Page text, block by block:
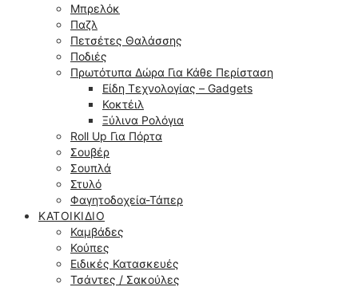
Μπρελόκ
Παζλ
Πετσέτες Θαλάσσης
Ποδιές
Πρωτότυπα Δώρα Για Κάθε Περίσταση
Είδη Τεχνολογίας – Gadgets
Κοκτέιλ
Ξύλινα Ρολόγια
Roll Up Για Πόρτα
Σουβέρ
Σουπλά
Στυλό
Φαγητοδοχεία-Τάπερ
ΚΑΤΟΙΚΊΔΙΟ
Καμβάδες
Κούπες
Ειδικές Κατασκευές
Τσάντες / Σακούλες